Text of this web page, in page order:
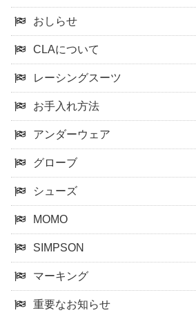
おしらせ
CLAについて
レーシングスーツ
お手入れ方法
アンダーウェア
グローブ
シューズ
MOMO
SIMPSON
マーキング
重要なお知らせ